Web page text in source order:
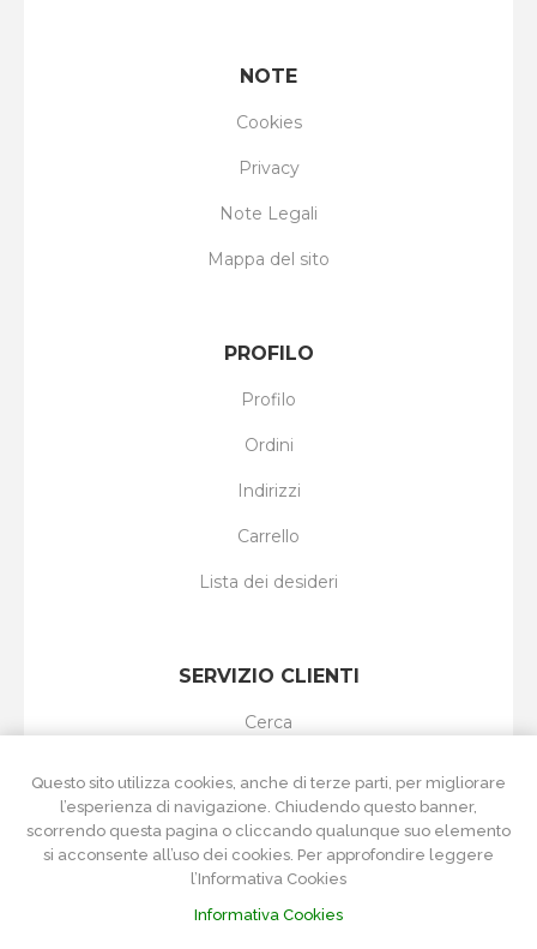
NOTE
Cookies
Privacy
Note Legali
Mappa del sito
PROFILO
Profilo
Ordini
Indirizzi
Carrello
Lista dei desideri
SERVIZIO CLIENTI
Cerca
Ultimi prodotti visti
Confronta i prodotti
Questo sito utilizza cookies, anche di terze parti, per migliorare
l’esperienza di navigazione. Chiudendo questo banner,
scorrendo questa pagina o cliccando qualunque suo elemento
si acconsente all’uso dei cookies. Per approfondire leggere
l’Informativa Cookies
Informativa Cookies